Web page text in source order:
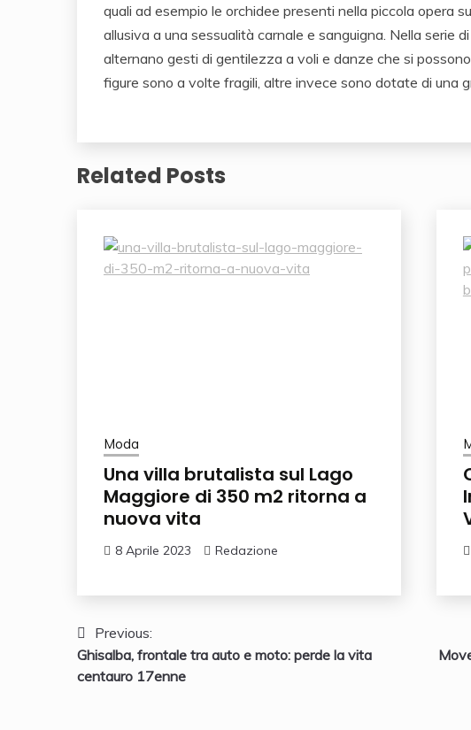
quali ad esempio le orchidee presenti nella piccola opera
allusiva a una sessualità carnale e sanguigna. Nella serie
alternano gesti di gentilezza a voli e danze che si
figure sono a volte fragili, altre invece sono dotate di una
Related Posts
Moda
Una villa brutalista sul Lago
Maggiore di 350 m2 ritorna a
nuova vita
8 Aprile 2023 Redazione
Navigazione
articoli
Previous:
Ghisalba, frontale tra auto e moto: perde la vita
centauro 17enne